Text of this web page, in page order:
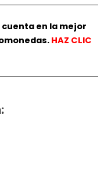
en la mejor
HAZ CLIC